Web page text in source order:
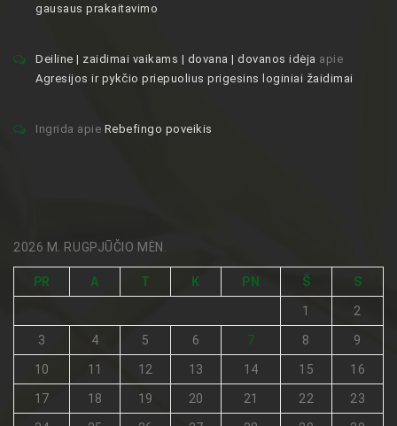
gausaus prakaitavimo
Deiline | zaidimai vaikams | dovana | dovanos idėja apie
Agresijos ir pykčio priepuolius prigesins loginiai žaidimai
Ingrida apie Rebefingo poveikis
2026 M. RUGPJŪČIO MĖN.
PR A T K PN Š S
1 2
3 4 5 6 7 8 9
10 11 12 13 14 15 16
17 18 19 20 21 22 23